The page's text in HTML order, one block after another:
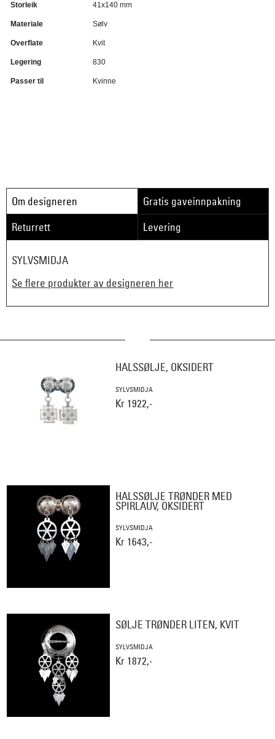
Storleik 41x140 mm
Materiale Sølv
Overflate Kvit
Legering 830
Passer til Kvinne
Om designeren
Gratis gaveinnpakning
Returrett
Levering
SYLVSMIDJA
Se flere produkter av designeren her
HALSSØLJE, OKSIDERT
SYLVSMIDJA
Kr 1922,-
HALSSØLJE TRØNDER MED
SPIRLAUV, OKSIDERT
SYLVSMIDJA
Kr 1643,-
SØLJE TRØNDER LITEN, KVIT
SYLVSMIDJA
Kr 1872,-